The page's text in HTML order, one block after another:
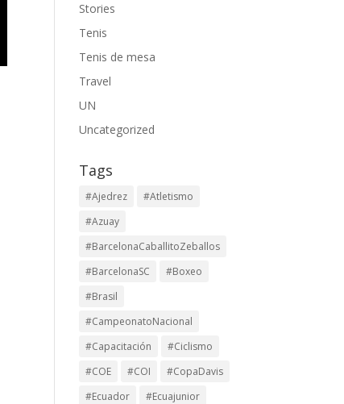
Stories
Tenis
Tenis de mesa
Travel
UN
Uncategorized
Tags
#Ajedrez
#Atletismo
#Azuay
#BarcelonaCaballitoZeballos
#BarcelonaSC
#Boxeo
#Brasil
#CampeonatoNacional
#Capacitación
#Ciclismo
#COE
#COI
#CopaDavis
#Ecuador
#Ecuajunior